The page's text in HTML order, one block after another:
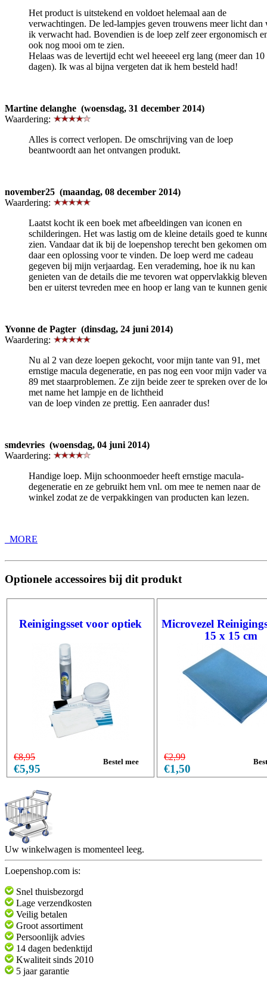
Het product is uitstekend en voldoet helemaal aan de
verwachtingen. De led-lampjes geven trouwens meer licht dan
ik verwacht had. Bovendien is de loep zelf zeer ergonomisch
ook nog mooi om te zien.
Helaas was de levertijd echt wel heeeeel erg lang (meer dan 10
dagen). Ik was al bijna vergeten dat ik hem besteld had!
Martine delanghe (woensdag, 31 december 2014)
Waardering:
Alles is correct verlopen. De omschrijving van de loep
beantwoordt aan het ontvangen produkt.
november25 (maandag, 08 december 2014)
Waardering:
Laatst kocht ik een boek met afbeeldingen van iconen en
schilderingen. Het was lastig om de kleine details goed te
zien. Vandaar dat ik bij de loepenshop terecht ben gekomen om
daar een oplossing voor te vinden. De loep werd me cadeau
gegeven bij mijn verjaardag. Een verademing, hoe ik nu kan
genieten van de details die me tevoren wat oppervlakkig
ben er uiterst tevreden mee en hoop er lang van te kunnen
Yvonne de Pagter (dinsdag, 24 juni 2014)
Waardering:
Nu al 2 van deze loepen gekocht, voor mijn tante van 91, met
ernstige macula degeneratie, en pas nog een voor mijn vader
89 met staarproblemen. Ze zijn beide zeer te spreken over de
met name het lampje en de lichtheid
van de loep vinden ze prettig. Een aanrader dus!
smdevries (woensdag, 04 juni 2014)
Waardering:
Handige loep. Mijn schoonmoeder heeft ernstige macula-
degeneratie en ze gebruikt hem vnl. om mee te nemen naar de
winkel zodat ze de verpakkingen van producten kan lezen.
_MORE
Optionele accessoires bij dit produkt
Reinigingsset voor optiek
€8,95
€5,95
Microvezel
15 x 15 cm
€2,99
€1,50
Uw winkelwagen is momenteel leeg.
Loepenshop.com is:
Snel thuisbezorgd
Lage verzendkosten
Veilig betalen
Groot assortiment
Persoonlijk advies
14 dagen bedenktijd
Kwaliteit sinds 2010
5 jaar garantie